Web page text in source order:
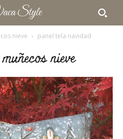
Style
nieve
panel tela navidad
nieve